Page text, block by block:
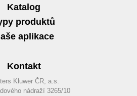
Katalog
produktů
aplikace
Kontakt
Kluwer ČR, a.s.
nádraží 3265/10